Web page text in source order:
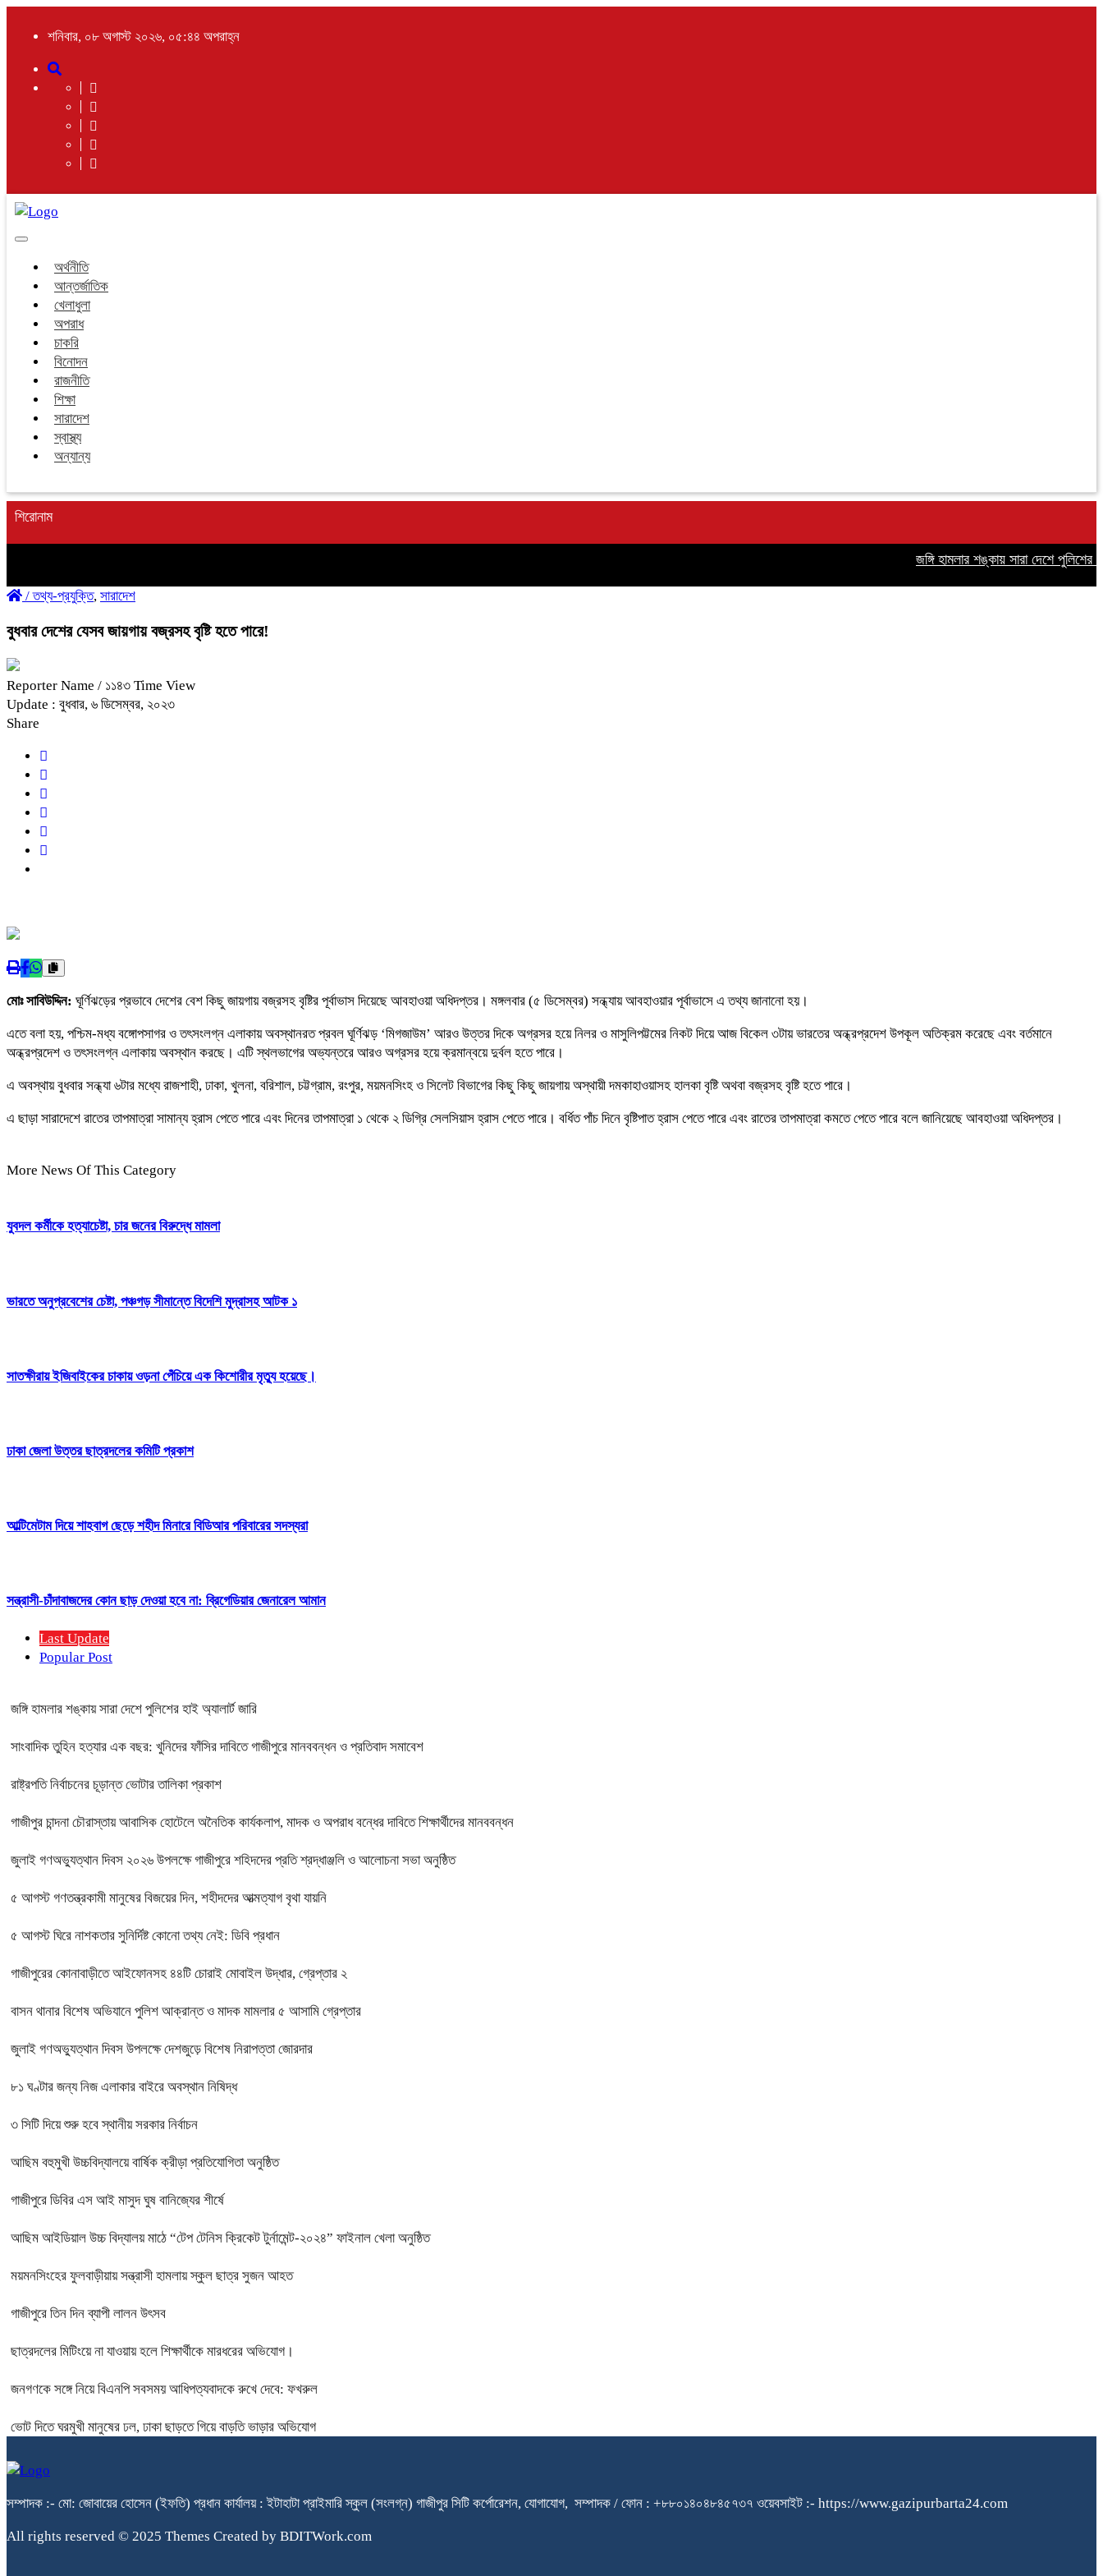
শনিবার, ০৮ অগাস্ট ২০২৬, ০৫:৪৪ অপরাহ্ন
Toggle
অর্থনীতি
আন্তর্জাতিক
খেলাধুলা
অপরাধ
চাকরি
বিনোদন
রাজনীতি
শিক্ষা
সারাদেশ
স্বাস্থ্য
অন্যান্য
শিরোনাম
জঙ্গি হামলার শঙ্কায় সারা দেশে পুলিশের হাই
/তথ্য-প্রযুক্তি, সারাদেশ
বুধবার দেশের যেসব জায়গায় বজ্রসহ বৃষ্টি হতে পারে!
Reporter Name / ১১৪৩ Time View
Update : বুধবার, ৬ ডিসেম্বর, ২০২৩
Share
মোঃ সাবিউদ্দিন: ঘূর্ণিঝড়ের প্রভাবে দেশের বেশ কিছু জায়গায় বজ্রসহ বৃষ্টির পূর্বাভাস দিয়েছে আবহাওয়া অধিদপ্তর। মঙ্গলবার (৫ ডিসেম্বর) সন্ধ্যায় আবহাওয়ার পূর্বাভাসে এ তথ্য জানানো হয়।
এতে বলা হয়, পশ্চিম-মধ্য বঙ্গোপসাগর ও তৎসংলগ্ন এলাকায় অবস্থানরত প্রবল ঘূর্ণিঝড় ‘মিগজাউম’ আরও উত্তর দিকে অগ্রসর হয়ে নিলর ও মাসুলিপট্টমের নিকট দিয়ে আজ বিকেল ৩টায় ভারতের অন্ধ্রপ্রদেশ উপকূল অতিক্রম করেছে এবং বর্তমানে
অন্ধ্রপ্রদেশ ও তৎসংলগ্ন এলাকায় অবস্থান করছে। এটি স্থলভাগের অভ্যন্তরে আরও অগ্রসর হয়ে ক্রমান্বয়ে দুর্বল হতে পারে।
এ অবস্থায় বুধবার সন্ধ্যা ৬টার মধ্যে রাজশাহী, ঢাকা, খুলনা, বরিশাল, চট্টগ্রাম, রংপুর, ময়মনসিংহ ও সিলেট বিভাগের কিছু কিছু জায়গায় অস্থায়ী দমকাহাওয়াসহ হালকা বৃষ্টি অথবা বজ্রসহ বৃষ্টি হতে পারে।
এ ছাড়া সারাদেশে রাতের তাপমাত্রা সামান্য হ্রাস পেতে পারে এবং দিনের তাপমাত্রা ১ থেকে ২ ডিগ্রি সেলসিয়াস হ্রাস পেতে পারে। বর্ধিত পাঁচ দিনে বৃষ্টিপাত হ্রাস পেতে পারে এবং রাতের তাপমাত্রা কমতে পেতে পারে বলে জানিয়েছে আবহাওয়া অধিদপ্তর।
More News Of This Category
যুবদল কর্মীকে হত্যাচেষ্টা, চার জনের বিরুদ্ধে মামলা
ভারতে অনুপ্রবেশের চেষ্টা, পঞ্চগড় সীমান্তে বিদেশি মুদ্রাসহ আটক ১
সাতক্ষীরায় ইজিবাইকের চাকায় ওড়না পেঁচিয়ে এক কিশোরীর মৃত্যু হয়েছে।
ঢাকা জেলা উত্তর ছাত্রদলের কমিটি প্রকাশ
আল্টিমেটাম দিয়ে শাহবাগ ছেড়ে শহীদ মিনারে বিডিআর পরিবারের সদস্যরা
সন্ত্রাসী-চাঁদাবাজদের কোন ছাড় দেওয়া হবে না: ব্রিগেডিয়ার জেনারেল আমান
Last Update
Popular Post
জঙ্গি হামলার শঙ্কায় সারা দেশে পুলিশের হাই অ্যালার্ট জারি
সাংবাদিক তুহিন হত্যার এক বছর: খুনিদের ফাঁসির দাবিতে গাজীপুরে মানববন্ধন ও প্রতিবাদ সমাবেশ
রাষ্ট্রপতি নির্বাচনের চূড়ান্ত ভোটার তালিকা প্রকাশ
গাজীপুর চান্দনা চৌরাস্তায় আবাসিক হোটেলে অনৈতিক কার্যকলাপ, মাদক ও অপরাধ বন্ধের দাবিতে শিক্ষার্থীদের মানববন্ধন
জুলাই গণঅভ্যুত্থান দিবস ২০২৬ উপলক্ষে গাজীপুরে শহিদদের প্রতি শ্রদ্ধাঞ্জলি ও আলোচনা সভা অনুষ্ঠিত
৫ আগস্ট গণতন্ত্রকামী মানুষের বিজয়ের দিন, শহীদদের আত্মত্যাগ বৃথা যায়নি
৫ আগস্ট ঘিরে নাশকতার সুনির্দিষ্ট কোনো তথ্য নেই: ডিবি প্রধান
গাজীপুরের কোনাবাড়ীতে আইফোনসহ ৪৪টি চোরাই মোবাইল উদ্ধার, গ্রেপ্তার ২
বাসন থানার বিশেষ অভিযানে পুলিশ আক্রান্ত ও মাদক মামলার ৫ আসামি গ্রেপ্তার
জুলাই গণঅভ্যুত্থান দিবস উপলক্ষে দেশজুড়ে বিশেষ নিরাপত্তা জোরদার
৮১ ঘণ্টার জন্য নিজ এলাকার বাইরে অবস্থান নিষিদ্ধ
৩ সিটি দিয়ে শুরু হবে স্থানীয় সরকার নির্বাচন
আছিম বহুমুখী উচ্চবিদ্যালয়ে বার্ষিক ক্রীড়া প্রতিযোগিতা অনুষ্ঠিত
গাজীপুরে ডিবির এস আই মাসুদ ঘুষ বানিজ্যের শীর্ষে
আছিম আইডিয়াল উচ্চ বিদ্যালয় মাঠে “টেপ টেনিস ক্রিকেট টুর্নামেন্ট-২০২৪” ফাইনাল খেলা অনুষ্ঠিত
ময়মনসিংহের ফুলবাড়ীয়ায় সন্ত্রাসী হামলায় স্কুল ছাত্র সুজন আহত
গাজীপুরে তিন দিন ব্যাপী লালন উৎসব
ছাত্রদলের মিটিংয়ে না যাওয়ায় হলে শিক্ষার্থীকে মারধরের অভিযোগ।
জনগণকে সঙ্গে নিয়ে বিএনপি সবসময় আধিপত্যবাদকে রুখে দেবে: ফখরুল
ভোট দিতে ঘরমুখী মানুষের ঢল, ঢাকা ছাড়তে গিয়ে বাড়তি ভাড়ার অভিযোগ
সম্পাদক :- মো: জোবায়ের হোসেন (ইফতি) প্রধান কার্যালয় : ইটাহাটা প্রাইমারি স্কুল (সংলগ্ন) গাজীপুর সিটি কর্পোরেশন, যোগাযোগ, সম্পাদক / ফোন : +৮৮০১৪০৪৮৪৫৭৩৭ ওয়েবসাইট :- https://www.gazipurbarta24.com
All rights reserved © 2025 Themes Created by BDITWork.com